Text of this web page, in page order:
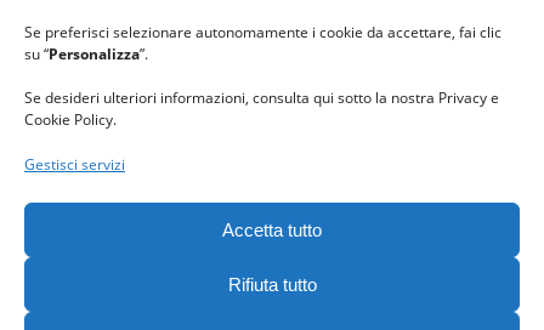
Se preferisci selezionare autonomamente i cookie da accettare, fai clic
su “Personalizza”.
Se desideri ulteriori informazioni, consulta qui sotto la nostra Privacy e
Cookie Policy.
Gestisci servizi
Accetta tutto
Rifiuta tutto